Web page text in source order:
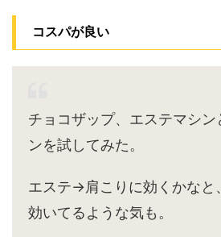
コスパが良い
チョコザップ、エステマシ
ンを試してみた。
エステ→肩こりに効くかなと
効いてるような気も。